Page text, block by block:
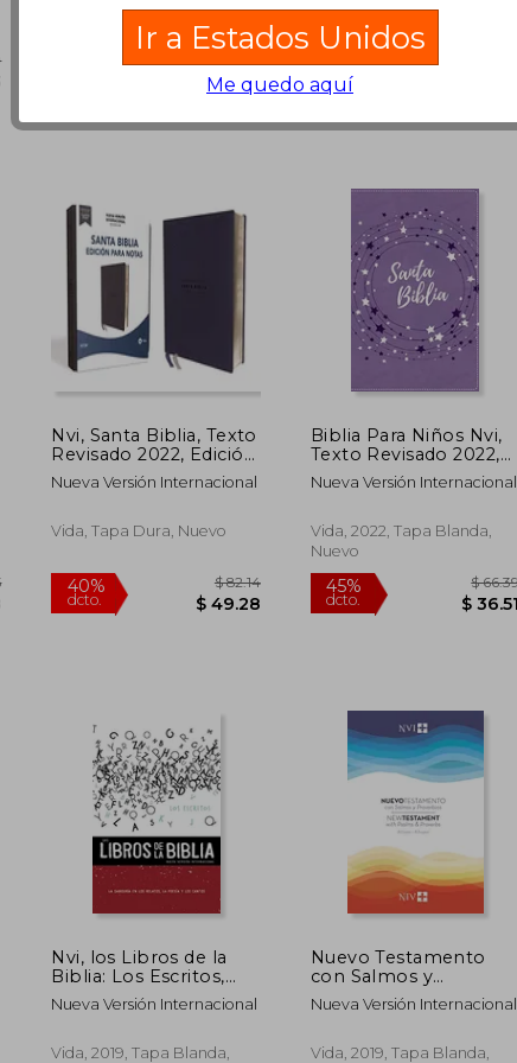
$ 56.03
Vida, Tapa Dura, Nuevo
40%
Vida, Tapa Dura, Nuevo
40%
$ 13.78
Nvi, Santa Biblia, Texto
Revisado 2022, Edición
Para Notas,
Leathersoft, Azul
Jesús en Rojo
Nueva Versión Internacional
Vida, Tapa Dura, Nuevo
40%
dcto. $ 49.28
Biblia Para Niños Nvi,
Texto Revisado 2022,
Leathersoft, Lavanda,
Comfort Print
Nueva Versión Internacional
Vida, 2022, Tapa Blanda,
Nuevo
dcto.
Nvi, los Libros de la
Biblia: Los Escritos,
Rústica: La Sabiduría
en los Relatos, la
Nueva Versión Internacional
Vida, 2019, Tapa Blanda,
Nuevo Testamento
con Salmos y
Proverbios nvi
Nueva Versión Internacional
Vida, 2019, Tapa Blanda,
Ir a Estados Unidos
Me quedo aquí